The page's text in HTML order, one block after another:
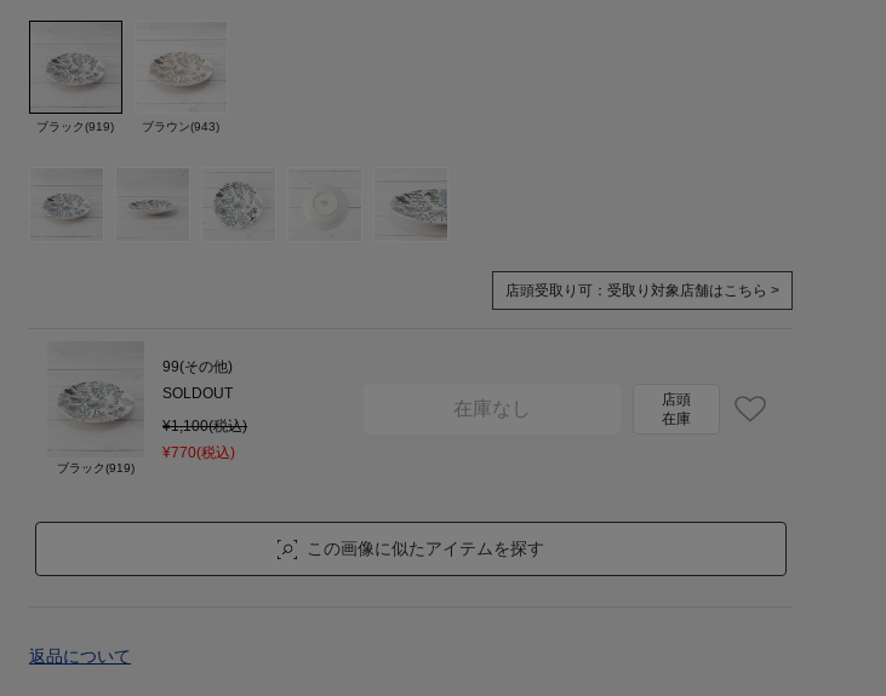
ブラック(919) ブラウン(943)
店頭受取り可： 受取り対象店舗はこちら >
ブラック(919)
99(その他)
SOLDOUT
¥1,100(税込)
¥770(税込)
在庫なし
店頭
在庫
この画像に似たアイテムを探す
返品について